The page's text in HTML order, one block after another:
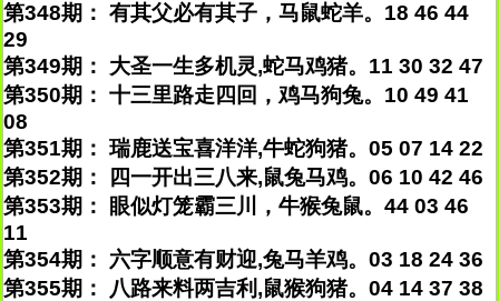
第348期： 有其父必有其子，马鼠蛇羊。18 46 44
29
第349期： 大圣一生多机灵,蛇马鸡猪。11 30 32 47
第350期： 十三里路走四回，鸡马狗兔。10 49 41
08
第351期： 瑞鹿送宝喜洋洋,牛蛇狗猪。05 07 14 22
第352期： 四一开出三八来,鼠兔马鸡。06 10 42 46
第353期： 眼似灯笼霸三川，牛猴兔鼠。44 03 46
11
第354期： 六字顺意有财迎,兔马羊鸡。03 18 24 36
第355期： 八路来料两吉利,鼠猴狗猪。04 14 37 38